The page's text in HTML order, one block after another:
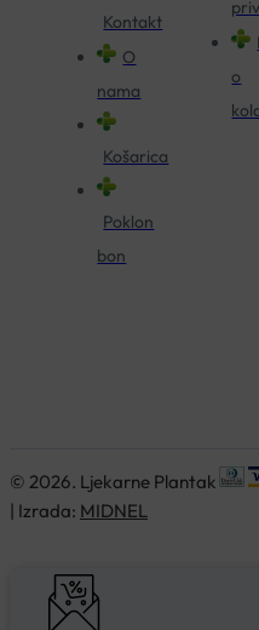
Kontakt
O
nama
Košarica
Poklon
bon
o
© 2026. Ljekarne Plantak
| Izrada: MIDNEL